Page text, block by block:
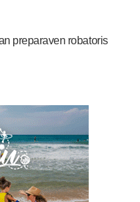
preparaven robatoris